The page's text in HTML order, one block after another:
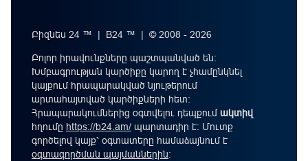
Բիզնես 24 ™ | B24 ™ | © 2008 - 2026
Բոլոր իրավունքները պաշտպանված են:
Խմբագրության կարծիքը կարող է չհամընկնել
կայքում հրապարակված նյութերում
արտահայտված կարծիքների հետ:
Հրապարակումներից օգտվելու դեպքումակտիվ
հղումը https://b24.am/ պարտադիր է: Մուտք
գործելով կայք՝ օգտատերը համաձայնում է
օգտագործման պայմաններին։